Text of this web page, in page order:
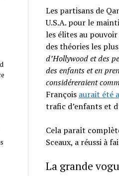
Les partisans de
U.S.A. pour le
les élites au
des théories les
d’Hollywood et des
des enfants et en
considéreraient
François aurait été
trafic d’enfants et
Cela paraît
Sceaux, a réussi à
La grande